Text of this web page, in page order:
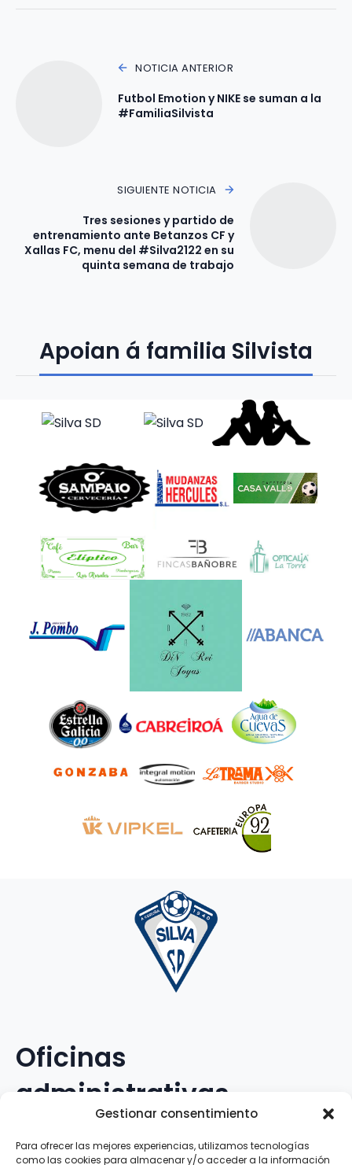
Gestionar consentimiento
Para ofrecer las mejores experiencias, utilizamos tecnologías
como las cookies para almacenar y/o acceder a la información
NOTICIA ANTERIOR
Futbol Emotion y NIKE se suman a la
#FamiliaSilvista
SIGUIENTE NOTICIA
Tres sesiones y partido de
entrenamiento ante Betanzos CF y
Xallas FC, menu del #Silva2122 en su
quinta semana de trabajo
Apoian á familia Silvista
Oficinas
administrativas
Avenida Galileo Galilei, 12